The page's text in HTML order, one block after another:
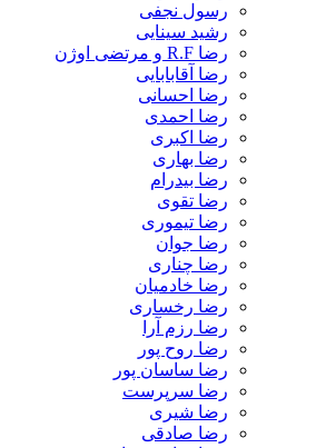
رسول نجفی
رشید سینایی
رضا R.F و مرتضی اوژن
رضا آقابابایی
رضا احسانی
رضا احمدی
رضا اکبری
رضا بهاری
رضا بیدرام
رضا تقوی
رضا تیموری
رضا جوان
رضا چناری
رضا خادمیان
رضا رخساری
رضا رزم آرا
رضا روح پور
رضا ساسان پور
رضا سرپرست
رضا شیری
رضا صادقی